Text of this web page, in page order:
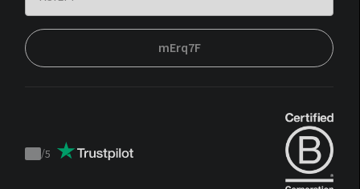
mErq7F
Trustpilot
/5